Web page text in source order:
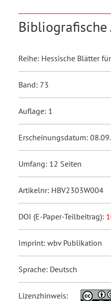
Bibliografische
Reihe: Hessische Blätter
Band: 73
Auflage: 1
Erscheinungsdatum:
Umfang: 12 Seiten
Artikelnr: HBV2303W004
DOI (E-Paper-Teilbeitrag):
Imprint: wbv Publikation
Sprache: Deutsch
Lizenzhinweis: